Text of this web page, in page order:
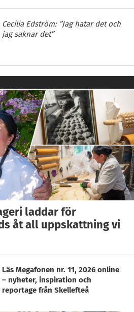
Cecilia Edström: ”Jag hatar det och
jag saknar det”
laddar för
åt all uppskattning vi
Läs Megafonen nr. 11, 2026 online
– nyheter, inspiration och
reportage från Skellefteå